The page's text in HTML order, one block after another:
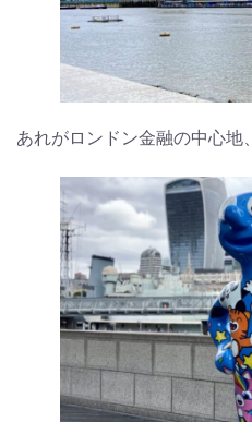
あれがロンドン金融の中心地